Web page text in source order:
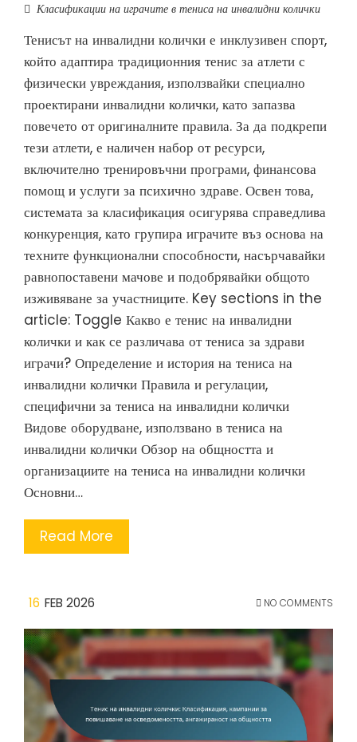
Класификации на играчите в тениса на инвалидни колички
Тенисът на инвалидни колички е инклузивен спорт,
който адаптира традиционния тенис за атлети с
физически увреждания, използвайки специално
проектирани инвалидни колички, като запазва
повечето от оригиналните правила. За да подкрепи
тези атлети, е наличен набор от ресурси,
включително тренировъчни програми, финансова
помощ и услуги за психично здраве. Освен това,
системата за класификация осигурява справедлива
конкуренция, като групира играчите въз основа на
техните функционални способности, насърчавайки
равнопоставени мачове и подобрявайки общото
изживяване за участниците. Key sections in the
article: Toggle Какво е тенис на инвалидни
колички и как се различава от тениса за здрави
играчи? Определение и история на тениса на
инвалидни колички Правила и регулации,
специфични за тениса на инвалидни колички
Видове оборудване, използвано в тениса на
инвалидни колички Обзор на общността и
организациите на тениса на инвалидни колички
Основни…
Read More
16 FEB 2026 NO COMMENTS